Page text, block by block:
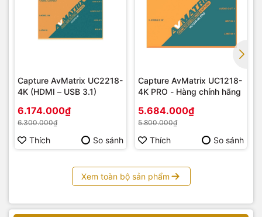
Capture AvMatrix UC2218-
4K (HDMI – USB 3.1)
6.174.000₫
6.300.000₫
Thích So sánh
Capture AvMatrix UC1218-
4K PRO - Hàng chính hãng
5.684.000₫
5.800.000₫
Thích So sánh
Xem toàn bộ sản phẩm